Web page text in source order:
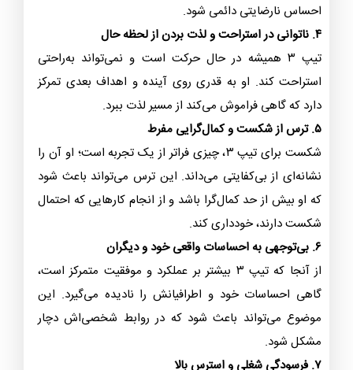
احساس نارضایتی دائمی شود.
۴. ناتوانی در استراحت و لذت بردن از لحظه حال
تیپ ۳ همیشه در حال حرکت است و نمی‌تواند به‌راحتی
استراحت کند. او به قدری روی آینده و اهداف بعدی تمرکز
دارد که گاهی فراموش می‌کند از مسیر لذت ببرد.
۵. ترس از شکست و کمال‌گرایی مفرط
شکست برای تیپ ۳، چیزی فراتر از یک تجربه است؛ او آن را
نشانه‌ای از بی‌کفایتی می‌داند. این ترس می‌تواند باعث شود
که او بیش از حد کمال‌گرا باشد و از انجام کارهایی که احتمال
شکست دارند، خودداری کند.
۶. بی‌توجهی به احساسات واقعی خود و دیگران
از آنجا که تیپ ۳ بیشتر بر عملکرد و موفقیت متمرکز است،
گاهی احساسات خود و اطرافیانش را نادیده می‌گیرد. این
موضوع می‌تواند باعث شود که در روابط شخصی‌اش دچار
مشکل شود.
۷. فرسودگی شغلی و استرس بالا